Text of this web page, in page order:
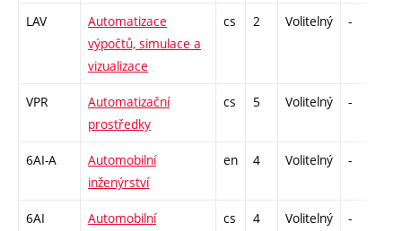
LAV
Automatizace
výpočtů, simulace a
vizualizace
cs 2 Volitelný -
VPR
Automatizační
prostředky
cs 5 Volitelný -
6AI-A
Automobilní
inženýrství
en 4 Volitelný -
6AI
Automobilní
cs 4 Volitelný -